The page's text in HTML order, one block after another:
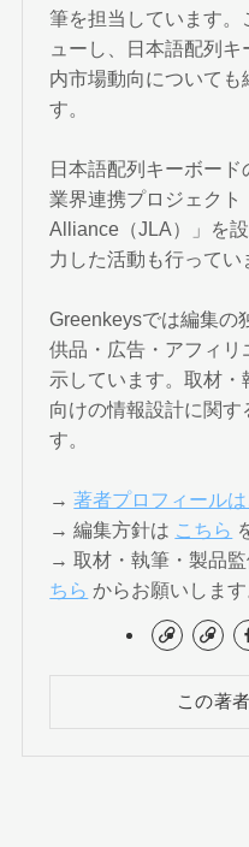
筆を担当しています
ューし、日本語配列
内市場動向についても
す。
日本語配列キーボー
業界連携プロジェクト
Alliance（JLA）」を
力した活動も行ってい
Greenkeysでは編集の
供品・広告・アフィ
示しています。取材
向けの情報設計に関す
す。
→著者プロフィール
→ 編集方針は こちら
→ 取材・執筆・製品
ちら からお願いします
この著